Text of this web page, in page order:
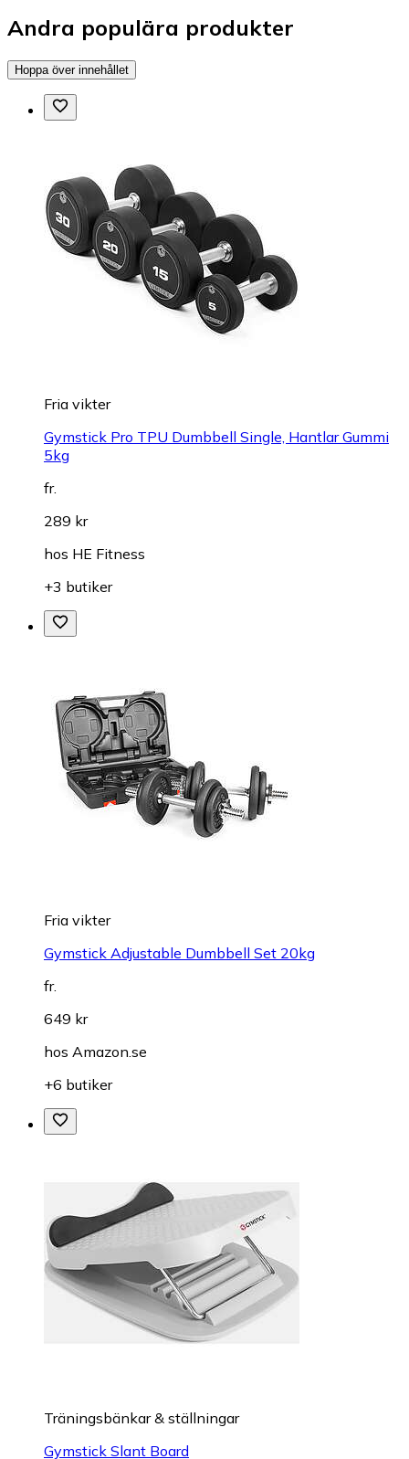
Andra populära produkter
Hoppa över innehållet
Fria vikter
Gymstick Pro TPU Dumbbell Single, Hantlar Gummi
5kg
fr.
289 kr
hos HE Fitness
+3 butiker
Fria vikter
Gymstick Adjustable Dumbbell Set 20kg
fr.
649 kr
hos Amazon.se
+6 butiker
Träningsbänkar & ställningar
Gymstick Slant Board